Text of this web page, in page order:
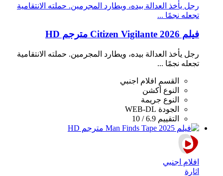
رجل يأخذ العدالة بيده، ويطارد المجرمين. حملته الانتقامية
تجعله نجمًا ...
فيلم Citizen Vigilante 2026 مترجم HD
رجل يأخذ العدالة بيده، ويطارد المجرمين. حملته الانتقامية
تجعله نجمًا ...
القسم
افلام اجنبي
النوع أكشن
النوع جريمة
الجودة WEB-DL
التقييم 6.9 / 10
افلام اجنبي
اثارة